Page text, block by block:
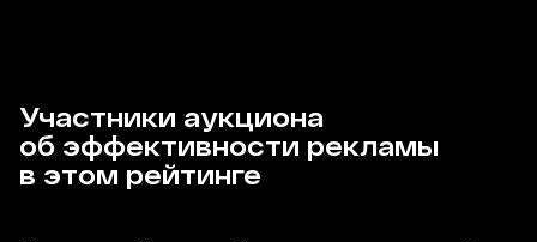
Участники аукциона
об эффективности рекламы
в этом рейтинге